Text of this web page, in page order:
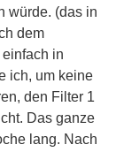
würde. (das in
dem
in
ich, um keine
den Filter 1
Das ganze
lang. Nach